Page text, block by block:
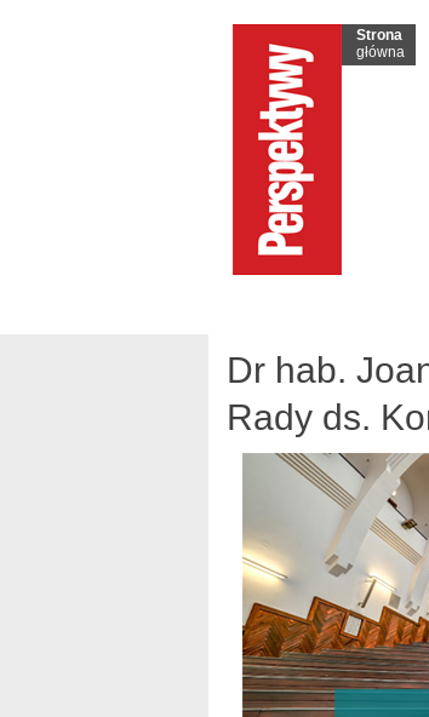
Strona
główna
Dr hab.
Rady ds.